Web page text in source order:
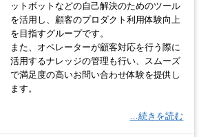
ットボットなどの自己解決のためのツール
を活用し、顧客のプロダクト利用体験向上
を目指すグループです。
また、オペレーターが顧客対応を行う際に
活用するナレッジの管理も行い、スムーズ
で満足度の高いお問い合わせ体験を提供し
ます。
…続きを読む